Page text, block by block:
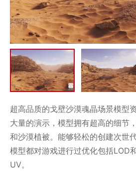
超高品质的戈壁沙漠魂晶场景模型
大量的演示，模型拥有超高的细节
和沙漠植被。能够轻松的创建次世
模型都对游戏进行过优化包括LOD
UV。